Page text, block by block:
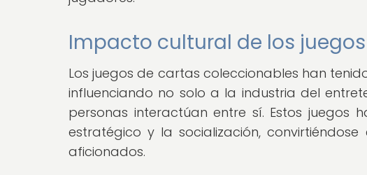
Impacto cultural de los
Los juegos de cartas coleccionables han
influenciando no solo a la industria del
personas interactúan entre sí. Estos juegos
estratégico y la socialización,
aficionados.